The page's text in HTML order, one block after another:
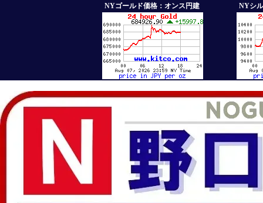
NYゴールド価格：オンス円建 NYシ